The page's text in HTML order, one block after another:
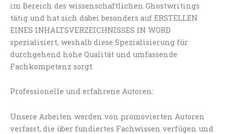
im Bereich des wissenschaftlichen Ghostwritings
tätig und hat sich dabei besonders auf ERSTELLEN
EINES INHALTSVERZEICHNISSES IN WORD
spezialisiert, weshalb diese Spezialisierung für
durchgehend hohe Qualität und umfassende
Fachkompetenz sorgt.
Professionelle und erfahrene Autoren:
Unsere Arbeiten werden von promovierten Autoren
verfasst, die über fundiertes Fachwissen verfügen und